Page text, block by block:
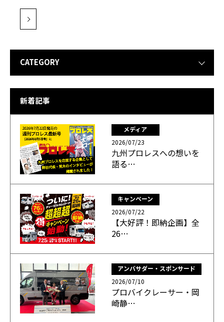
CATEGORY
新着記事
メディア
2026/07/23
九州プロレスへの想いを
語る…
キャンペーン
2026/07/22
【大好評！即納企画】全
26…
アンバサダー・スポンサード
2026/07/10
プロバイクレーサー・岡
崎静…